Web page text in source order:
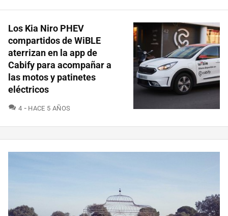
Los Kia Niro PHEV
compartidos de WiBLE
aterrizan en la app de
Cabify para acompañar a
las motos y patinetes
eléctricos
4 COMENTARIOS
HACE 5 AÑOS